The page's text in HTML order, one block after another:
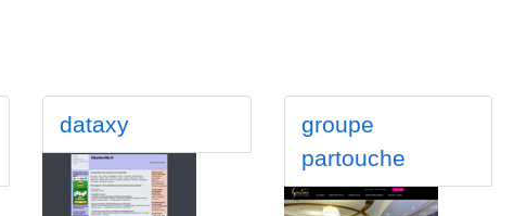
dataxy
groupe
partouche